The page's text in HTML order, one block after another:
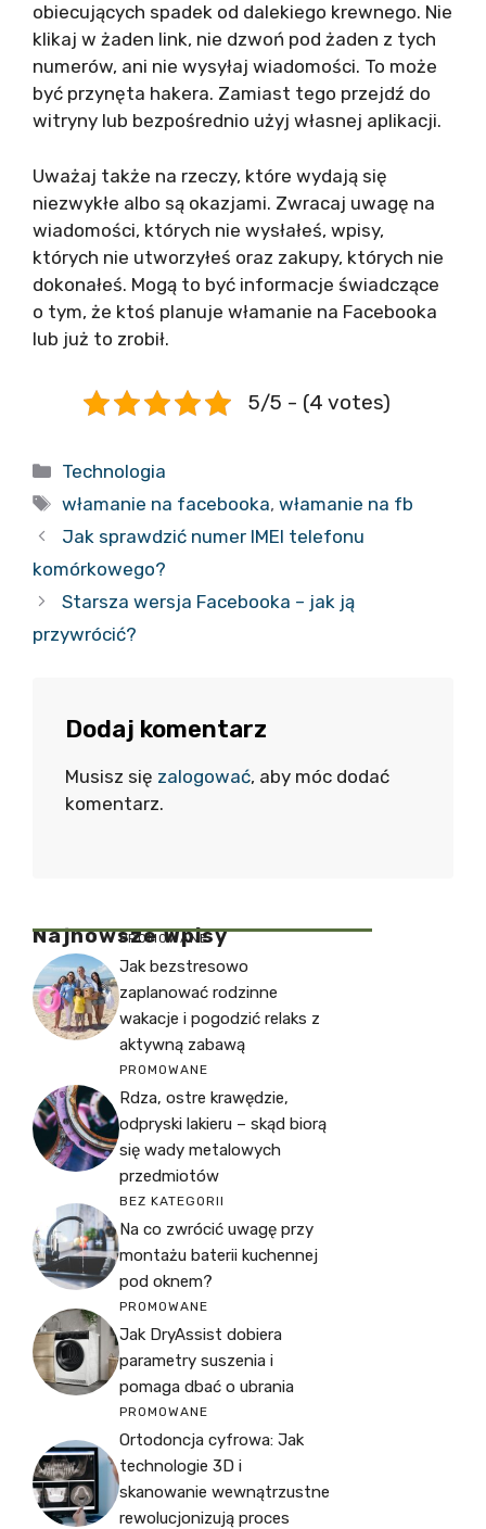
obiecujących spadek od dalekiego krewnego. Nie
klikaj w żaden link, nie dzwoń pod żaden z tych
numerów, ani nie wysyłaj wiadomości. To może
być przynęta hakera. Zamiast tego przejdź do
witryny lub bezpośrednio użyj własnej aplikacji.
Uważaj także na rzeczy, które wydają się
niezwykłe albo są okazjami. Zwracaj uwagę na
wiadomości, których nie wysłałeś, wpisy,
których nie utworzyłeś oraz zakupy, których nie
dokonałeś. Mogą to być informacje świadczące
o tym, że ktoś planuje włamanie na Facebooka
lub już to zrobił.
5/5 - (4 votes)
Kategorie
Technologia
Tagi
włamanie na facebooka,włamanie na fb
Jak sprawdzić numer IMEI telefonu
komórkowego?
Starsza wersja Facebooka – jak ją
przywrócić?
Dodaj komentarz
Musisz się zalogować, aby móc dodać
komentarz.
Najnowsze Wpisy
PROMOWANE
Jak bezstresowo
zaplanować rodzinne
wakacje i pogodzić relaks z
aktywną zabawą
PROMOWANE
Rdza, ostre krawędzie,
odpryski lakieru – skąd biorą
się wady metalowych
przedmiotów
BEZ KATEGORII
Na co zwrócić uwagę przy
montażu baterii kuchennej
pod oknem?
PROMOWANE
Jak DryAssist dobiera
parametry suszenia i
pomaga dbać o ubrania
PROMOWANE
Ortodoncja cyfrowa: Jak
technologie 3D i
skanowanie wewnątrzustne
rewolucjonizują proces